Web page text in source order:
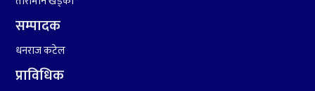
सम्पादक
धनराज कटेल
प्राविधिक